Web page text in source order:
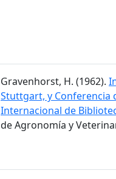
Gravenhorst, H. (1962).
Stuttgart, y Conferencia
Internacional de
de Agronomía y